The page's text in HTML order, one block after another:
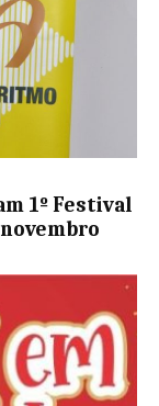
1º Festival
novembro